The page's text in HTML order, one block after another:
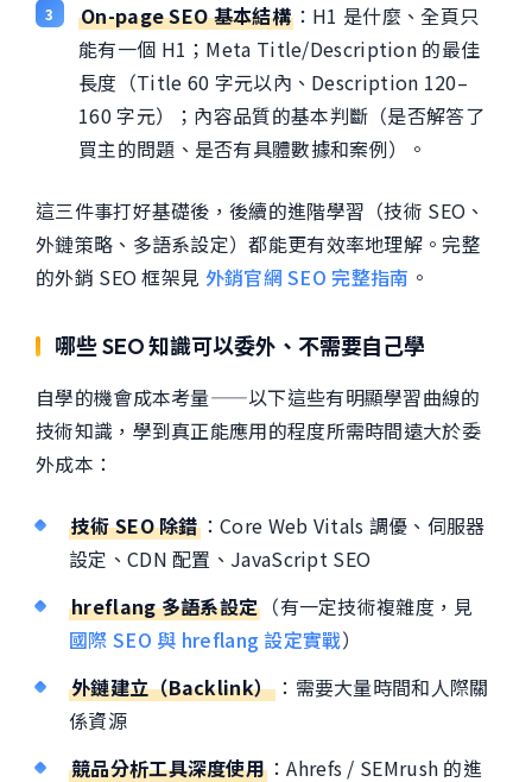
On-page SEO 基本結構：H1 是什麼、全頁只
能有一個 H1；Meta Title/Description 的最佳
長度（Title 60 字元以內、Description 120–
160 字元）；內容品質的基本判斷（是否解答了
買主的問題、是否有具體數據和案例）。
這三件事打好基礎後，後續的進階學習（技術 SEO、
外鏈策略、多語系設定）都能更有效率地理解。完整
的外銷 SEO 框架見 外銷官網 SEO 完整指南 。
哪些 SEO 知識可以委外、不需要自己學
自學的機會成本考量——以下這些有明顯學習曲線的
技術知識，學到真正能應用的程度所需時間遠大於委
外成本：
技術 SEO 除錯：Core Web Vitals 調優、伺服器
設定、CDN 配置、JavaScript SEO
hreflang 多語系設定 （有一定技術複雜度，見
國際 SEO 與 hreflang 設定實戰）
外鏈建立（Backlink） ：需要大量時間和人際關
係資源
競品分析工具深度使用 ：Ahrefs / SEMrush 的進